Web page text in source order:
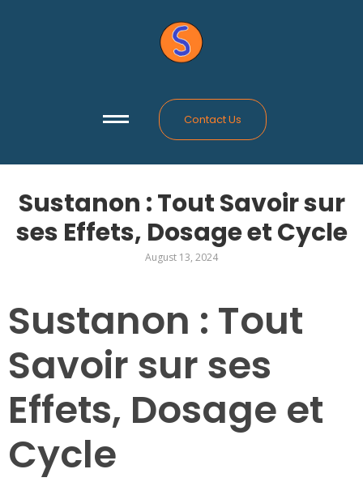
Contact Us
Sustanon : Tout Savoir sur
ses Effets, Dosage et Cycle
August 13, 2024
Sustanon : Tout
Savoir sur ses
Effets, Dosage et
Cycle